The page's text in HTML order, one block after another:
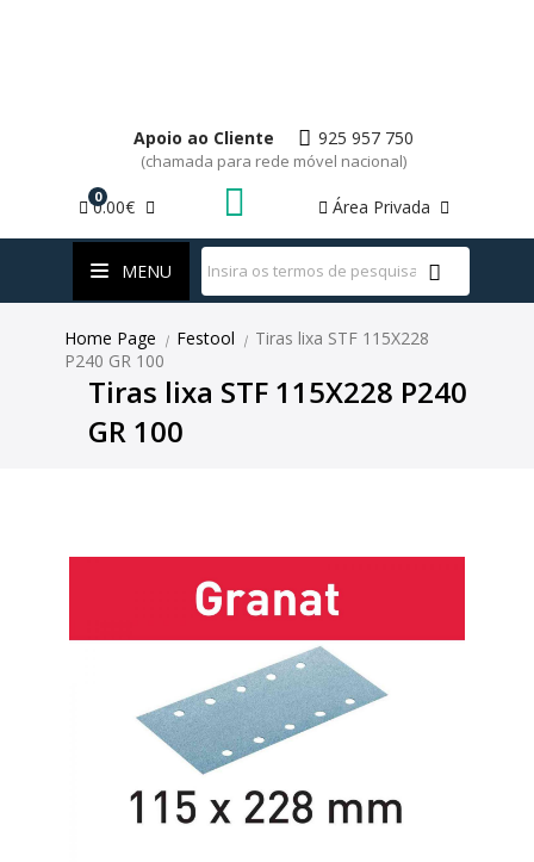
WhatsApp
Apoio ao Cliente 925 957 750
(chamada para rede móvel nacional)
Área Privada
0
0.00€
MENU
Home Page | Festool | Tiras lixa STF 115X228
P240 GR 100
Tiras lixa STF 115X228 P240
GR 100